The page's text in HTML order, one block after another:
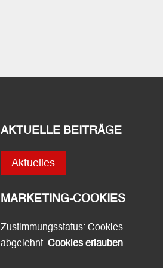
AKTUELLE BEITRÄGE
Aktuelles
MARKETING-COOKIES
Zustimmungsstatus: Cookies
abgelehnt. Cookies erlauben